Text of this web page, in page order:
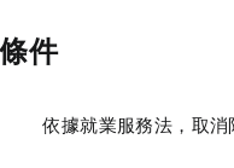
件
依據就業服務法，取消